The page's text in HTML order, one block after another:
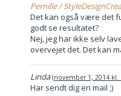
Pernille /
Det kan også være det
godt se resultatet?
Nej, jeg har ikke selv
overvejet det. Det kan
Linda november 1, 2014 kl.
Har sendt dig en mail ;)